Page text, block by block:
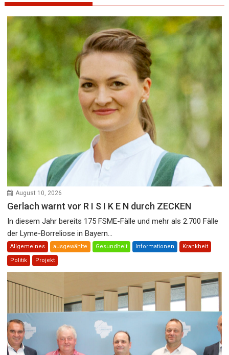
August 10, 2026
Gerlach warnt vor R I S I K E N durch ZECKEN
In diesem Jahr bereits 175 FSME-Fälle und mehr als 2.700 Fälle
der Lyme-Borreliose in Bayern...
Allgemeines ausgewählte Gesundheit Informationen Krankheit
Politik Projekt